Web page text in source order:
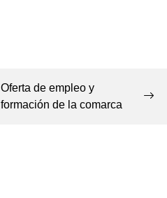
Oferta de empleo y
formación de la comarca